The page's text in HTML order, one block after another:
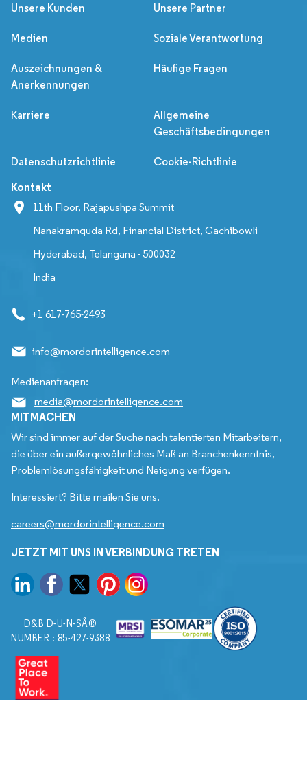
Unsere Kunden Unsere Partner
Medien Soziale Verantwortung
Auszeichnungen &
Anerkennungen
Häufige Fragen
Karriere
Allgemeine
Geschäftsbedingungen
Datenschutzrichtlinie Cookie-Richtlinie
Kontakt
11th Floor, Rajapushpa Summit
Nanakramguda Rd, Financial District, Gachibowli
Hyderabad, Telangana - 500032
India
+1 617-765-2493
info@mordorintelligence.com
Medienanfragen:
media@mordorintelligence.com
MITMACHEN
Wir sind immer auf der Suche nach talentierten Mitarbeitern,
die über ein außergewöhnliches Maß an Branchenkenntnis,
Problemlösungsfähigkeit und Neigung verfügen.
Interessiert? Bitte mailen Sie uns.
careers@mordorintelligence.com
JETZT MIT UNS IN VERBINDUNG TRETEN
D&B D-U-N-SÂ®
NUMBER : 85-427-9388